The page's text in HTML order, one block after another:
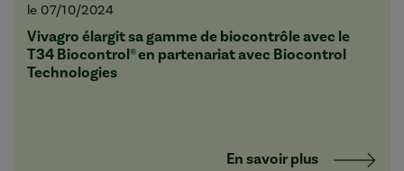
le 07/10/2024
Vivagro élargit sa gamme de biocontrôle avec le
T34 Biocontrol® en partenariat avec Biocontrol
Technologies
En savoir plus